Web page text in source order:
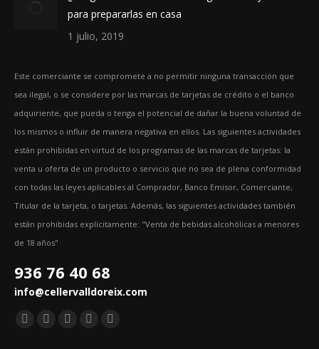
para prepararlas en casa
1 julio, 2019
Este comerciante se compromete a no permitir ninguna transacción que
sea ilegal, o se considere por las marcas de tarjetas de crédito o el banco
adquiriente, que pueda o tenga el potencial de dañar la buena voluntad de
los mismos o influir de manera negativa en ellos. Las siguientes actividades
están prohibidas en virtud de los programas de las marcas de tarjetas: la
venta u oferta de un producto o servicio que no sea de plena conformidad
con todas las leyes aplicables al Comprador, Banco Emisor, Comerciante,
Titular de la tarjeta, o tarjetas. Además, las siguientes actividades también
están prohibidas explícitamente: "Venta de bebidas alcohólicas a menores
de 18 años"
936 76 40 68
info@cellervalldoreix.com
Encuéntranos en:
Facebook
TwitterYouTube
PinterestInstagram